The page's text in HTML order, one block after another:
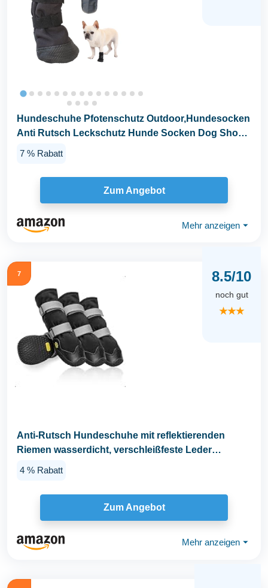
Hundeschuhe Pfotenschutz Outdoor,Hundesocken
Anti Rutsch Leckschutz Hunde Socken Dog Shoes
7 % Rabatt
Zum Angebot
Mehr anzeigen ⏷
7 8.5/10
noch gut
★★★
Anti-Rutsch Hundeschuhe mit reflektierenden
Riemen wasserdicht, verschleißfeste Leder
4 % Rabatt
Zum Angebot
Mehr anzeigen ⏷